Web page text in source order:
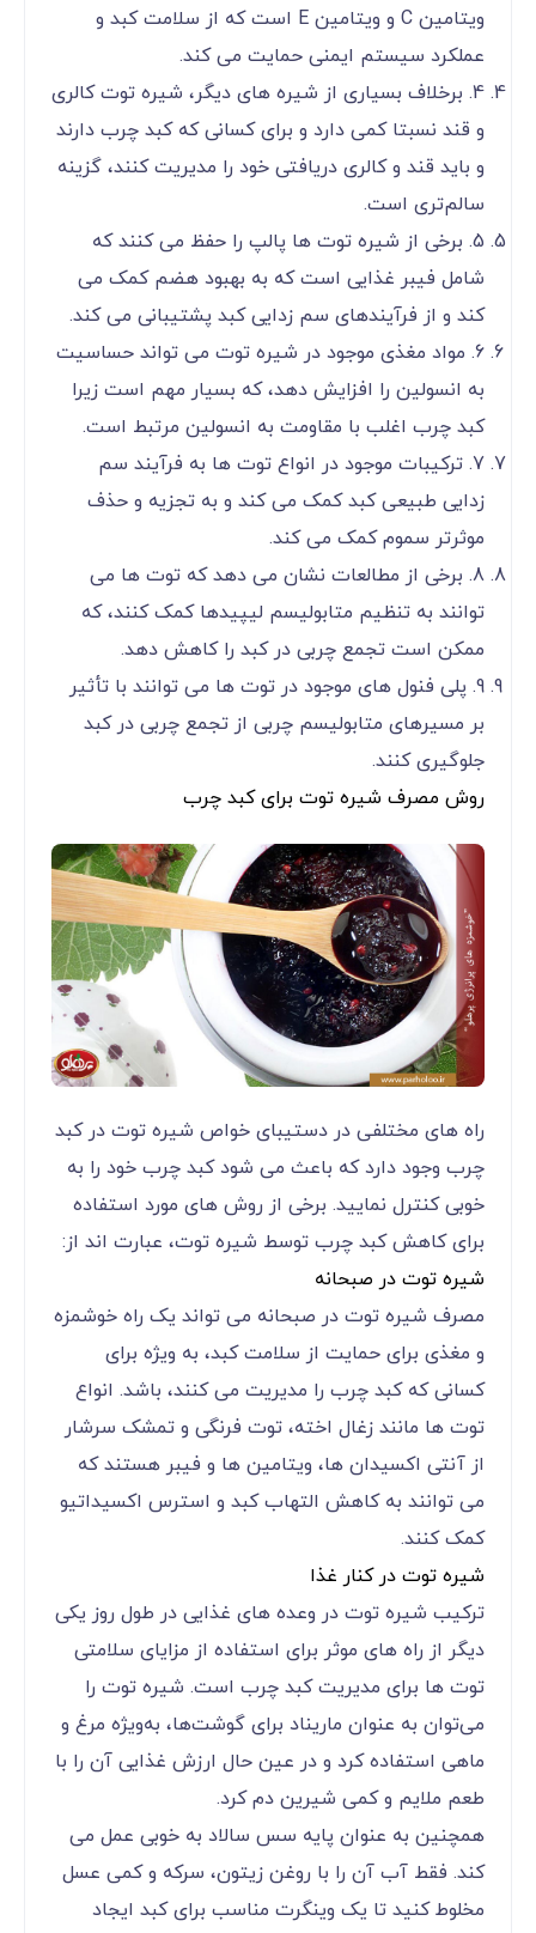
ویتامین C و ویتامین E است که از سلامت کبد و
عملکرد سیستم ایمنی حمایت می کند.
4. برخلاف بسیاری از شیره های دیگر، شیره توت کالری
و قند نسبتا کمی دارد و برای کسانی که کبد چرب دارند
و باید قند و کالری دریافتی خود را مدیریت کنند، گزینه
سالم‌تری است.
5. برخی از شیره توت ها پالپ را حفظ می کنند که
شامل فیبر غذایی است که به بهبود هضم کمک می
کند و از فرآیندهای سم زدایی کبد پشتیبانی می کند.
6. مواد مغذی موجود در شیره توت می تواند حساسیت
به انسولین را افزایش دهد، که بسیار مهم است زیرا
کبد چرب اغلب با مقاومت به انسولین مرتبط است.
7. ترکیبات موجود در انواع توت ها به فرآیند سم
زدایی طبیعی کبد کمک می کند و به تجزیه و حذف
موثرتر سموم کمک می کند.
8. برخی از مطالعات نشان می دهد که توت ها می
توانند به تنظیم متابولیسم لیپیدها کمک کنند، که
ممکن است تجمع چربی در کبد را کاهش دهد.
9. پلی فنول های موجود در توت ها می توانند با تأثیر
بر مسیرهای متابولیسم چربی از تجمع چربی در کبد
جلوگیری کنند.
روش مصرف شیره توت برای کبد چرب
راه های مختلفی در دستیبای خواص شیره توت در کبد
چرب وجود دارد که باعث می شود کبد چرب خود را به
خوبی کنترل نمایید. برخی از روش های مورد استفاده
برای کاهش کبد چرب توسط شیره توت، عبارت اند از:
شیره توت در صبحانه
مصرف شیره توت در صبحانه می تواند یک راه خوشمزه
و مغذی برای حمایت از سلامت کبد، به ویژه برای
کسانی که کبد چرب را مدیریت می کنند، باشد. انواع
توت ها مانند زغال اخته، توت فرنگی و تمشک سرشار
از آنتی اکسیدان ها، ویتامین ها و فیبر هستند که
می توانند به کاهش التهاب کبد و استرس اکسیداتیو
کمک کنند.
شیره توت در کنار غذا
ترکیب شیره توت در وعده های غذایی در طول روز یکی
دیگر از راه های موثر برای استفاده از مزایای سلامتی
توت ها برای مدیریت کبد چرب است. شیره توت را
می‌توان به عنوان ماریناد برای گوشت‌ها، به‌ویژه مرغ و
ماهی استفاده کرد و در عین حال ارزش غذایی آن را با
طعم ملایم و کمی شیرین دم کرد.
همچنین به عنوان پایه سس سالاد به خوبی عمل می
کند. فقط آب آن را با روغن زیتون، سرکه و کمی عسل
مخلوط کنید تا یک وینگرت مناسب برای کبد ایجاد